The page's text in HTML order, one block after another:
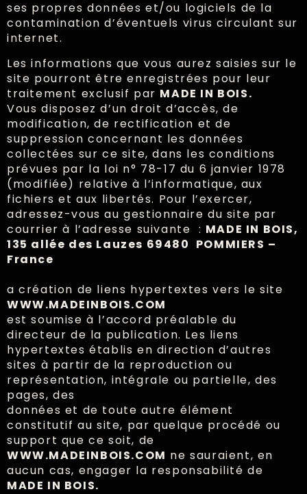
ses propres données et/ou logiciels de la
contamination d’éventuels virus circulant sur
internet.
Les informations que vous aurez saisies sur le
site pourront être enregistrées pour leur
traitement exclusif par MADE IN BOIS.
Vous disposez d’un droit d’accès, de
modification, de rectification et de
suppression concernant les données
collectées sur ce site, dans les conditions
prévues par la loi n° 78-17 du 6 janvier 1978
(modifiée) relative à l’informatique, aux
fichiers et aux libertés. Pour l’exercer,
adressez-vous au gestionnaire du site par
courrier à l’adresse suivante : MADE IN BOIS,
135 allée des Lauzes 69480 POMMIERS –
France
a création de liens hypertextes vers le site
WWW.MADEINBOIS.COM
est soumise à l’accord préalable du
directeur de la publication. Les liens
hypertextes établis en direction d’autres
sites à partir de la reproduction ou
représentation, intégrale ou partielle, des
pages, des
données et de toute autre élément
constitutif au site, par quelque procédé ou
support que ce soit, de
WWW.MADEINBOIS.COM ne sauraient, en
aucun cas, engager la responsabilité de
MADE IN BOIS.